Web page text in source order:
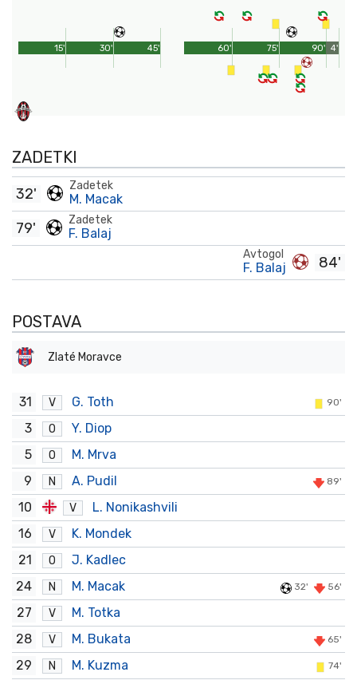
45'
15' 30' 90'
60' 75' 4'
ZADETKI
Zadetek
M. Macak
32'
Zadetek
F. Balaj
79'
84'
Avtogol
F. Balaj
POSTAVA
Zlaté Moravce
31 V G. Toth 90'
3 O
Y. Diop
5
O
M. Mrva
9
N A. Pudil 89'
10 V
L. Nonikashvili
16
V
K. Mondek
21
O
J. Kadlec
24
N M. Macak 32' 56'
27 V
M. Totka
28
V M. Bukata 65'
29 N M. Kuzma 74'